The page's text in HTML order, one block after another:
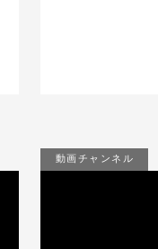
動画チャンネル